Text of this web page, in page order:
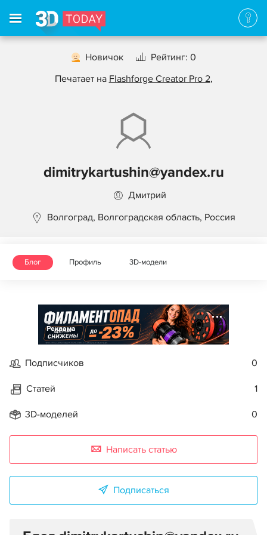
Новичок
Рейтинг: 0
Печатает на Flashforge Creator Pro 2,
dimitrykartushin@yandex.ru
Дмитрий
Волгоград, Волгоградская область, Россия
Блог Профиль 3D-модели
Реклама
Подписчиков 0
Статей 1
3D-моделей 0
Написать статью
Подписаться